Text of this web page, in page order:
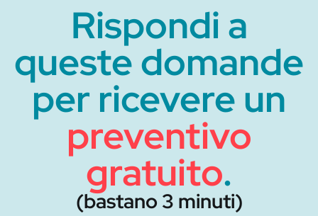
Rispondi a
queste domande
per ricevere un
preventivo
gratuito.
(bastano 3 minuti)